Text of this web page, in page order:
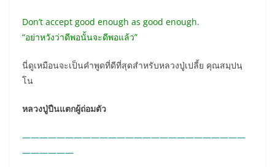
Don’t accept good enough as good enough.
“อย่าหวังว่าดีพอนั้นจะดีพอแล้ว”
นี่ดูเหมือนจะเป็นคำพูดที่ดีที่สุดสำหรับหลวงปู่เปลี้ย คุณสมฺปนฺ
โน
หลวงปู่ปืนแตกผู้ถ่อมตัว
——————————————————————————
——————